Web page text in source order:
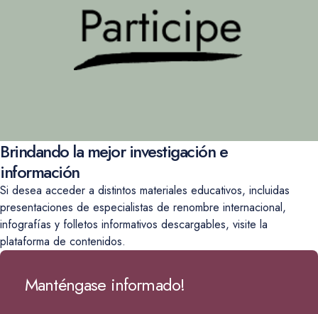
Brindando la mejor investigación e
información
Si desea acceder a distintos materiales educativos, incluidas
presentaciones de especialistas de renombre internacional,
infografías y folletos informativos descargables, visite la
plataforma de contenidos.
Manténgase informado!